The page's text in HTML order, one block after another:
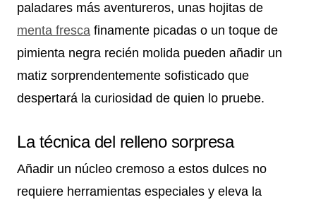
paladares más aventureros, unas hojitas de
menta fresca finamente picadas o un toque de
pimienta negra recién molida pueden añadir un
matiz sorprendentemente sofisticado que
despertará la curiosidad de quien lo pruebe.
La técnica del relleno sorpresa
Añadir un núcleo cremoso a estos dulces no
requiere herramientas especiales y eleva la